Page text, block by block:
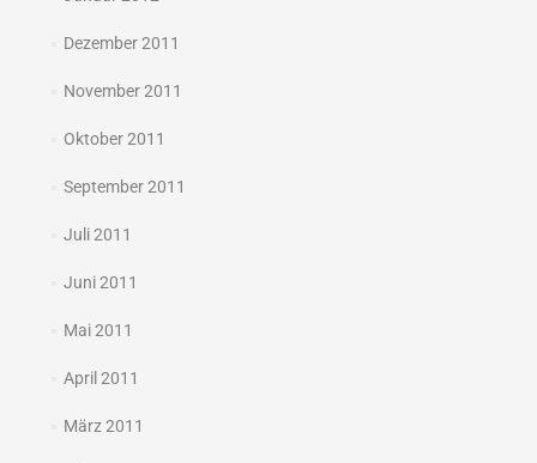
Dezember 2011
November 2011
Oktober 2011
September 2011
Juli 2011
Juni 2011
Mai 2011
April 2011
März 2011